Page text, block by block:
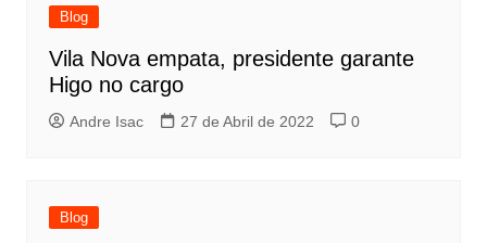
Blog
Vila Nova empata, presidente garante
Higo no cargo
Andre Isac 27 de Abril de 2022 0
Blog